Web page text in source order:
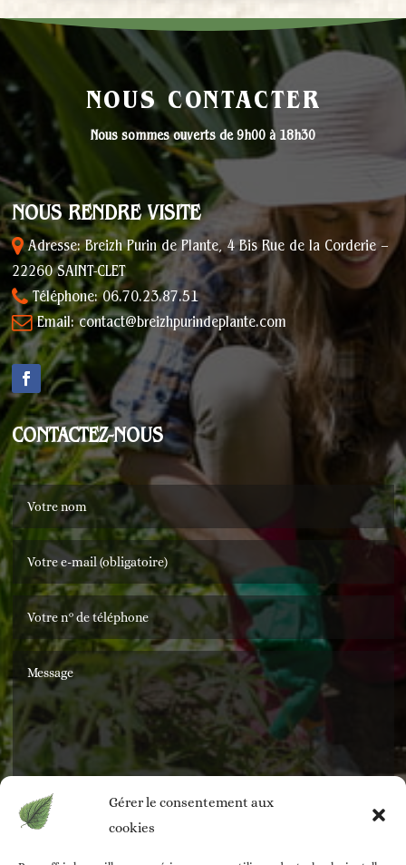
Gérer le consentement aux
cookies
NOUS CONTACTER
Nous sommes ouverts de9h00 à 18h30
NOUS RENDRE VISITE
Adresse: Breizh Purin de Plante, 4 Bis Rue de la Corderie –
22260 SAINT-CLET
Téléphone: 06.70.23.87.51
Email: contact@breizhpurindeplante.com
CONTACTEZ-NOUS
ENVOYER